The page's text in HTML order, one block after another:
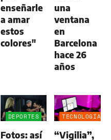
enseñarle
a amar
estos
colores"
una
ventana
en
Barcelona
hace 26
años
DEPORTES
Fotos: así
TECNOLOGÍA
“Vigilia”,